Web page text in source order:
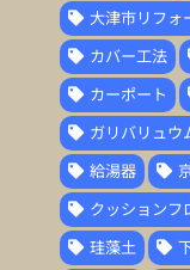
大津市リフォ
カバー工法
カーポート
ガリバリュウ
給湯器
クッションフ
珪藻土